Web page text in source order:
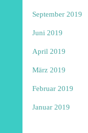
September 2019
Juni 2019
April 2019
März 2019
Februar 2019
Januar 2019